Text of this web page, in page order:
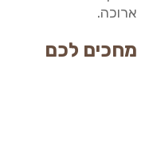
ארוכה.
מחכים לכם